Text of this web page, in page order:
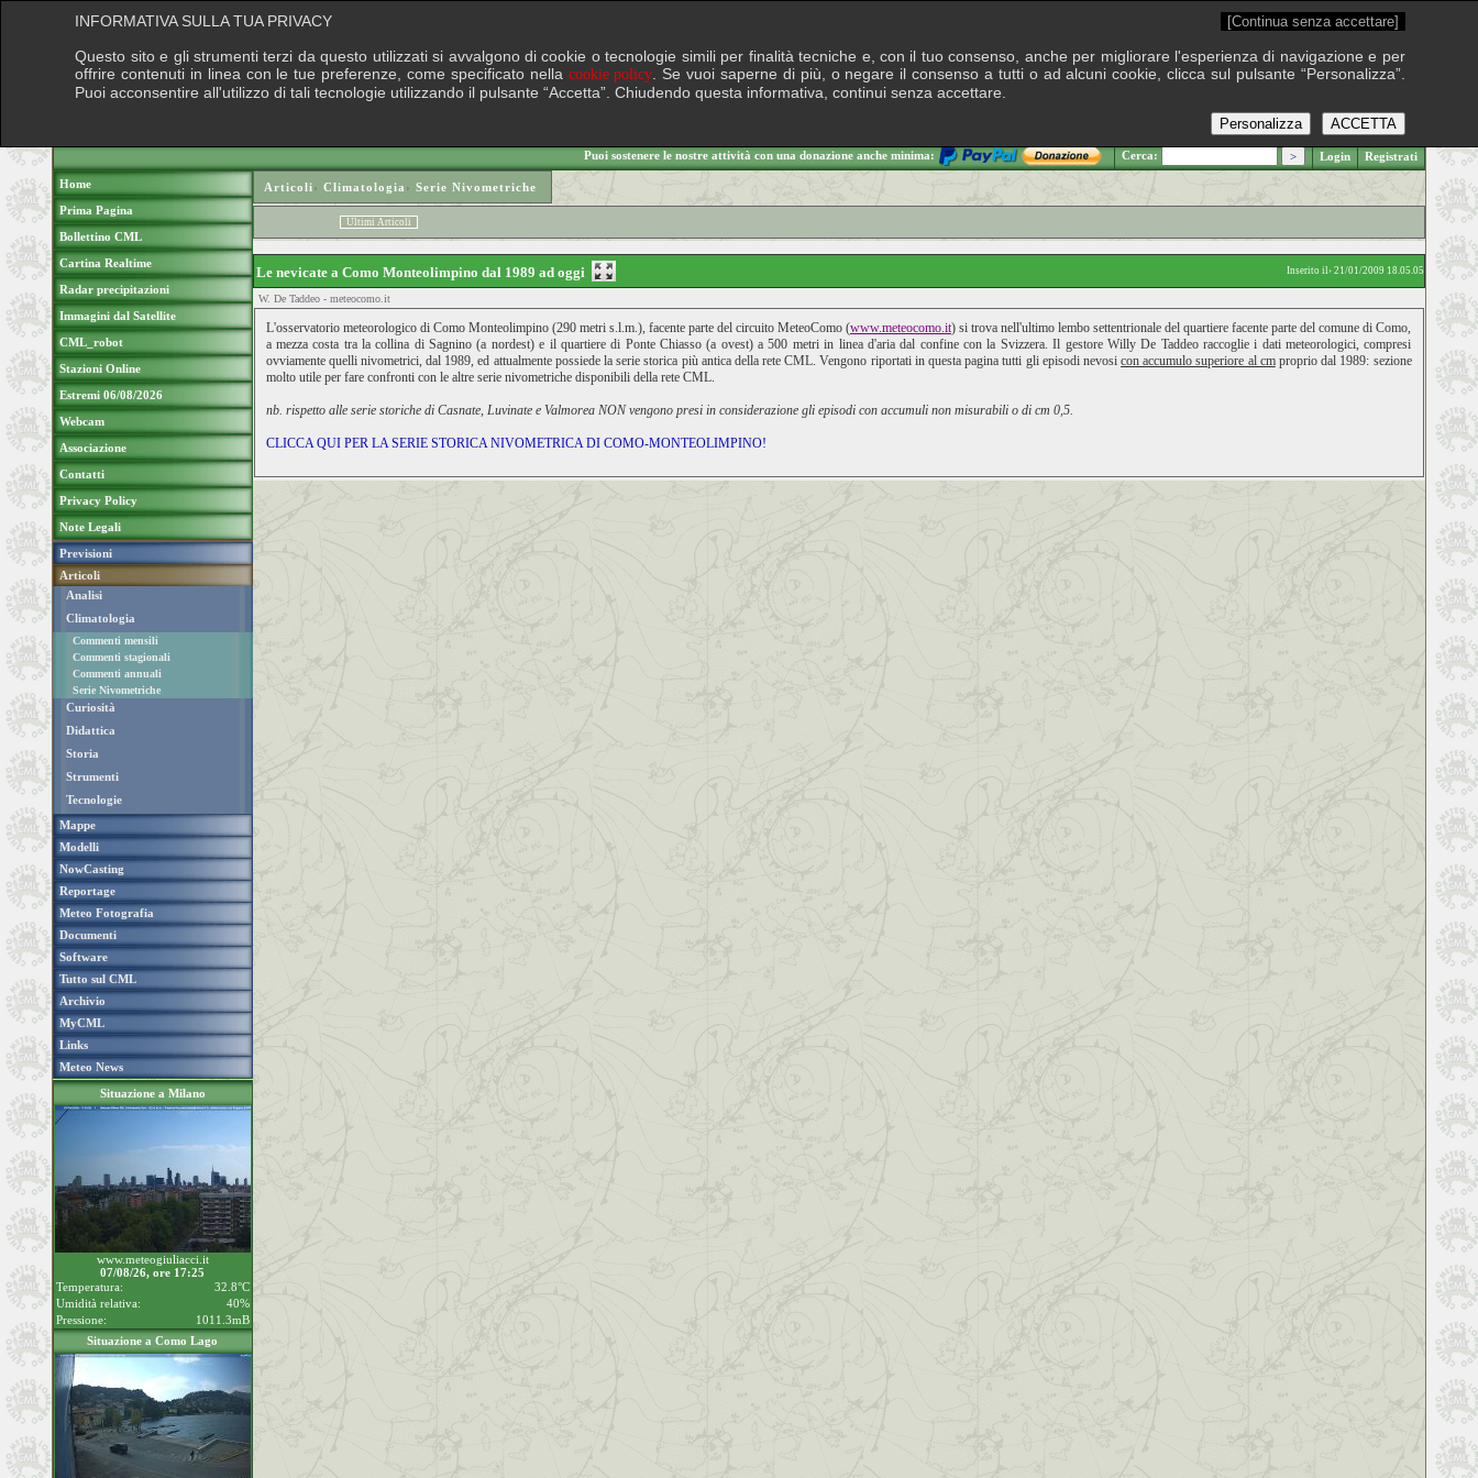
.: Venerdì 7 agosto 2026
Puoi sostenere le nostre attività con una donazione anche minima: Cerca: Login Registrati
Home
Prima Pagina
Bollettino CML
Cartina Realtime
Radar precipitazioni
Immagini dal Satellite
CML_robot
Stazioni Online
Estremi 06/08/2026
Webcam
Associazione
Contatti
Privacy Policy
Note Legali
Previsioni
Articoli
Analisi
Climatologia
Commenti mensili
Commenti stagionali
Commenti annuali
Serie Nivometriche
Curiosità
Didattica
Storia
Strumenti
Tecnologie
Mappe
Modelli
NowCasting
Reportage
Meteo Fotografia
Documenti
Software
Tutto sul CML
Archivio
MyCML
Links
Meteo News
Situazione a Milano
www.meteogiuliacci.it
07/08/26, ore 17:25
Temperatura:
32.8°C
Umidità relativa:
40%
Pressione:
1011.3mB
Situazione a Como Lago
Articoli› Climatologia › Serie Nivometriche
Ultimi Articoli
Le nevicate a Como Monteolimpino dal 1989 ad oggi Inserito il› 21/01/2009 18.05.05
W. De Taddeo - meteocomo.it
L'osservatorio meteorologico di Como Monteolimpino (290 metri s.l.m.), facente parte del circuito MeteoComo (www.meteocomo.it) si trova nell'ultimo lembo settentrionale del quartiere facente parte del comune di Como,
a mezza costa tra la collina di Sagnino (a nordest) e il quartiere di Ponte Chiasso (a ovest) a 500 metri in linea d'aria dal confine con la Svizzera. Il gestore Willy De Taddeo raccoglie i dati meteorologici, compresi
ovviamente quelli nivometrici, dal 1989, ed attualmente possiede la serie storica più antica della rete CML. Vengono riportati in questa pagina tutti gli episodi nevosicon accumulo superiore al cmproprio dal 1989: sezione
molto utile per fare confronti con le altre serie nivometriche disponibili della rete CML.
nb. rispetto alle serie storiche di Casnate, Luvinate e Valmorea NON vengono presi in considerazione gli episodi con accumuli non misurabili o di cm 0,5.
CLICCA QUI PER LA SERIE STORICA NIVOMETRICA DI COMO-MONTEOLIMPINO!
INFORMATIVA SULLA TUA PRIVACY [Continua senza accettare]
Questo sito e gli strumenti terzi da questo utilizzati si avvalgono di cookie o tecnologie simili per finalità tecniche e, con il tuo consenso, anche per migliorare l'esperienza di navigazione e per
offrire contenuti in linea con le tue preferenze, come specificato nella cookie policy . Se vuoi saperne di più, o negare il consenso a tutti o ad alcuni cookie, clicca sul pulsante “Personalizza”.
Puoi acconsentire all'utilizzo di tali tecnologie utilizzando il pulsante “Accetta”. Chiudendo questa informativa, continui senza accettare.
ACCETTA
Personalizza